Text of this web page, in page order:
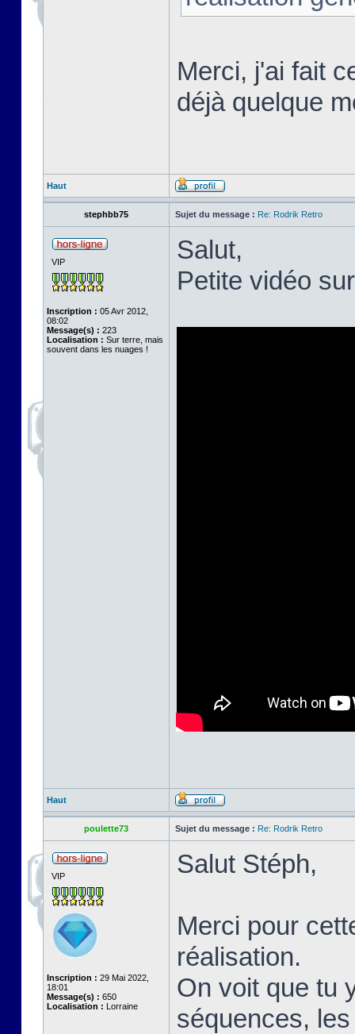
Merci, j'ai fait
déjà quelque
Haut
stephbb75 Sujet du message : Re: Rodrik Retro
VIP
Inscription : 05 Avr 2012,
08:02
Message(s) : 223
Localisation : Sur terre, mais
souvent dans les nuages !
Salut,
Petite vidéo
Haut
poulette73 Sujet du message : Re: Rodrik Retro
VIP
Inscription : 29 Mai 2022,
18:01
Message(s) : 650
Localisation : Lorraine
Salut Stéph,
Merci pour
réalisation.
On voit que tu
séquences,